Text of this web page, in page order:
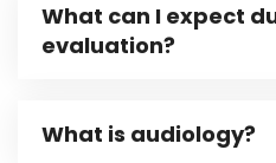
What can I expect
evaluation?
What is audiology?